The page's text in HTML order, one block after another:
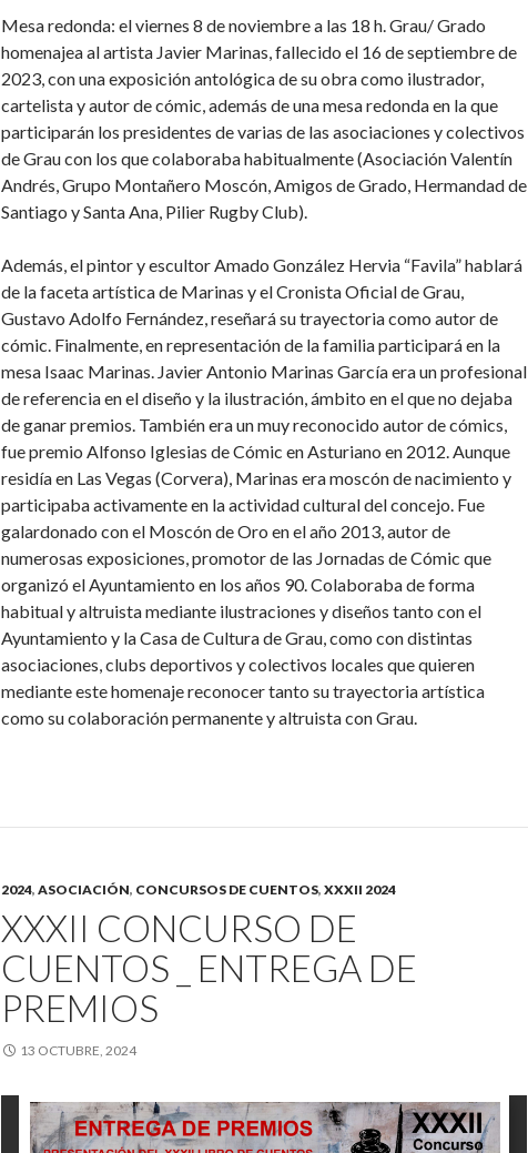
Mesa redonda: el viernes 8 de noviembre a las 18 h. Grau/ Grado
homenajea al artista Javier Marinas, fallecido el 16 de septiembre de
2023, con una exposición antológica de su obra como ilustrador,
cartelista y autor de cómic, además de una mesa redonda en la que
participarán los presidentes de varias de las asociaciones y colectivos
de Grau con los que colaboraba habitualmente (Asociación Valentín
Andrés, Grupo Montañero Moscón, Amigos de Grado, Hermandad de
Santiago y Santa Ana, Pilier Rugby Club).
Además, el pintor y escultor Amado González Hervia “Favila” hablará
de la faceta artística de Marinas y el Cronista Oficial de Grau,
Gustavo Adolfo Fernández, reseñará su trayectoria como autor de
cómic. Finalmente, en representación de la familia participará en la
mesa Isaac Marinas. Javier Antonio Marinas García era un profesional
de referencia en el diseño y la ilustración, ámbito en el que no dejaba
de ganar premios. También era un muy reconocido autor de cómics,
fue premio Alfonso Iglesias de Cómic en Asturiano en 2012. Aunque
residía en Las Vegas (Corvera), Marinas era moscón de nacimiento y
participaba activamente en la actividad cultural del concejo. Fue
galardonado con el Moscón de Oro en el año 2013, autor de
numerosas exposiciones, promotor de las Jornadas de Cómic que
organizó el Ayuntamiento en los años 90. Colaboraba de forma
habitual y altruista mediante ilustraciones y diseños tanto con el
Ayuntamiento y la Casa de Cultura de Grau, como con distintas
asociaciones, clubs deportivos y colectivos locales que quieren
mediante este homenaje reconocer tanto su trayectoria artística
como su colaboración permanente y altruista con Grau.
2024, ASOCIACIÓN, CONCURSOS DE CUENTOS, XXXII 2024
XXXII CONCURSO DE
CUENTOS _ ENTREGA DE
PREMIOS
13 OCTUBRE, 2024